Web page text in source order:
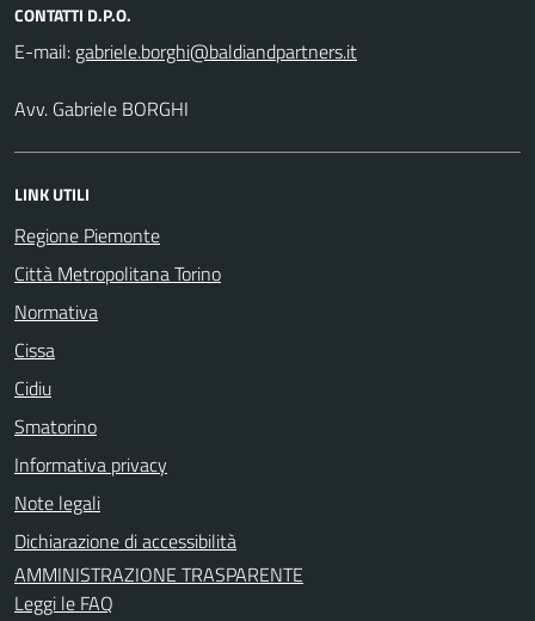
CONTATTI D.P.O.
E-mail:
Avv. Gabriele BORGHI
LINK UTILI
Regione Piemonte
Città Metropolitana Torino
Normativa
Cissa
Cidiu
Smatorino
Informativa privacy
Note legali
Dichiarazione di accessibilità
AMMINISTRAZIONE TRASPARENTE
Leggi le FAQ